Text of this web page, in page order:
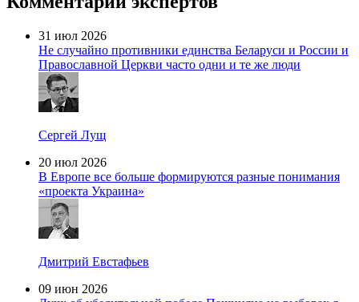
31 июл 2026
Не случайно противники единства Беларуси и России и
Православной Церкви часто одни и те же люди
Сергей Лущ
20 июл 2026
В Европе все больше формируются разные понимания
«проекта Украина»
Дмитрий Евстафьев
09 июн 2026